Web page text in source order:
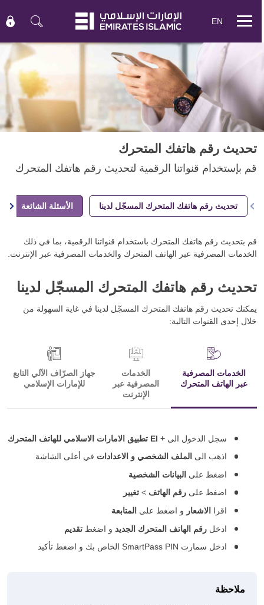
Mobile
EN
تحديث رقم هاتفك المتحرك
قم بإستخدام قنواتنا الرقمية لتحديث رقم هاتفك المتحرك
تحديث رقم هاتفك المتحرك المسجّل لدينا الأسئلة الشائعة
قم بتحديث رقم هاتفك المتحرك باستخدام قنواتنا الرقمية، بما في ذلك
الخدمات المصرفية عبر الهاتف المتحرك والخدمات المصرفية عبر الإنترنت.
تحديث رقم هاتفك المتحرك المسجّل لدينا
يمكنك تحديث رقم هاتفك المتحرك المسجّل لدينا في غاية السهولة من
خلال إحدى القنوات التالية:
الخدمات المصرفية
عبر الهاتف المتحرك
الخدمات
المصرفية عبر
الإنترنت
جهاز الصرّاف الآلي التابع
للإمارات الإسلامي
سجل الدخول الى +EI تطبيق الامارات الاسلامي للهاتف المتحرك
اذهب الى الملف الشخصي و الاعداداتفي أعلى الشاشة
اضغط على البيانات الشخصية
اضغط على رقم الهاتف >تغيير
اقرا الاشعار و اضغط على المتابعة
ادخل رقم الهاتف المتحرك الجديدو اضغط تقديم
ادخل سمارت SmartPass PIN الخاص بك و اضغط تأكيد
ملاحظة